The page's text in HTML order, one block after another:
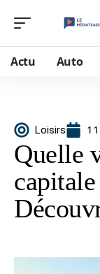
Actu Auto
Loisirs
Quelle